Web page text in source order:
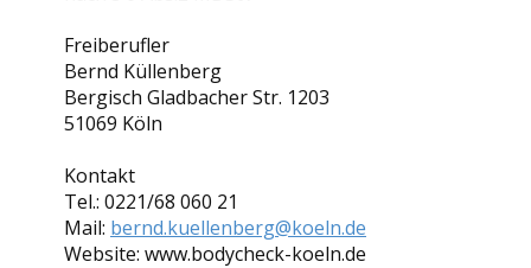
Freiberufler
Bernd Küllenberg
Bergisch Gladbacher Str. 1203
51069 Köln
Kontakt
Tel.: 0221/68 060 21
Mail: bernd.kuellenberg@koeln.de
Website: www.bodycheck-koeln.de